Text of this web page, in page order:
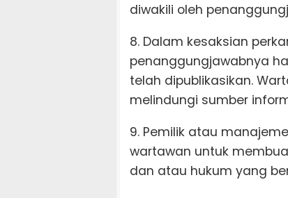
diwakili oleh
8. Dalam kesaksian
penanggungjawabnya
telah dipublikasikan.
melindungi sumber
9. Pemilik atau
wartawan untuk
dan atau hukum yang